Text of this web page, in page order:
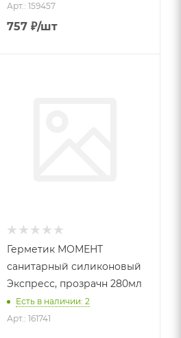
Арт.: 159457
757₽/шт
Герметик МОМЕНТ
санитарный силиконовый
Экспресс, прозрачн 280мл
Есть в наличии: 2
Арт.: 161741